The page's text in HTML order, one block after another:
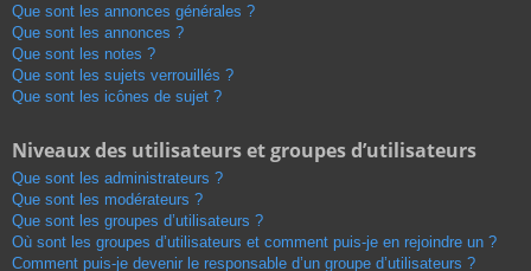
Que sont les annonces générales ?
Que sont les annonces ?
Que sont les notes ?
Que sont les sujets verrouillés ?
Que sont les icônes de sujet ?
Niveaux des utilisateurs et groupes d’utilisateurs
Que sont les administrateurs ?
Que sont les modérateurs ?
Que sont les groupes d’utilisateurs ?
Où sont les groupes d’utilisateurs et comment puis-je en rejoindre un ?
Comment puis-je devenir le responsable d’un groupe d’utilisateurs ?